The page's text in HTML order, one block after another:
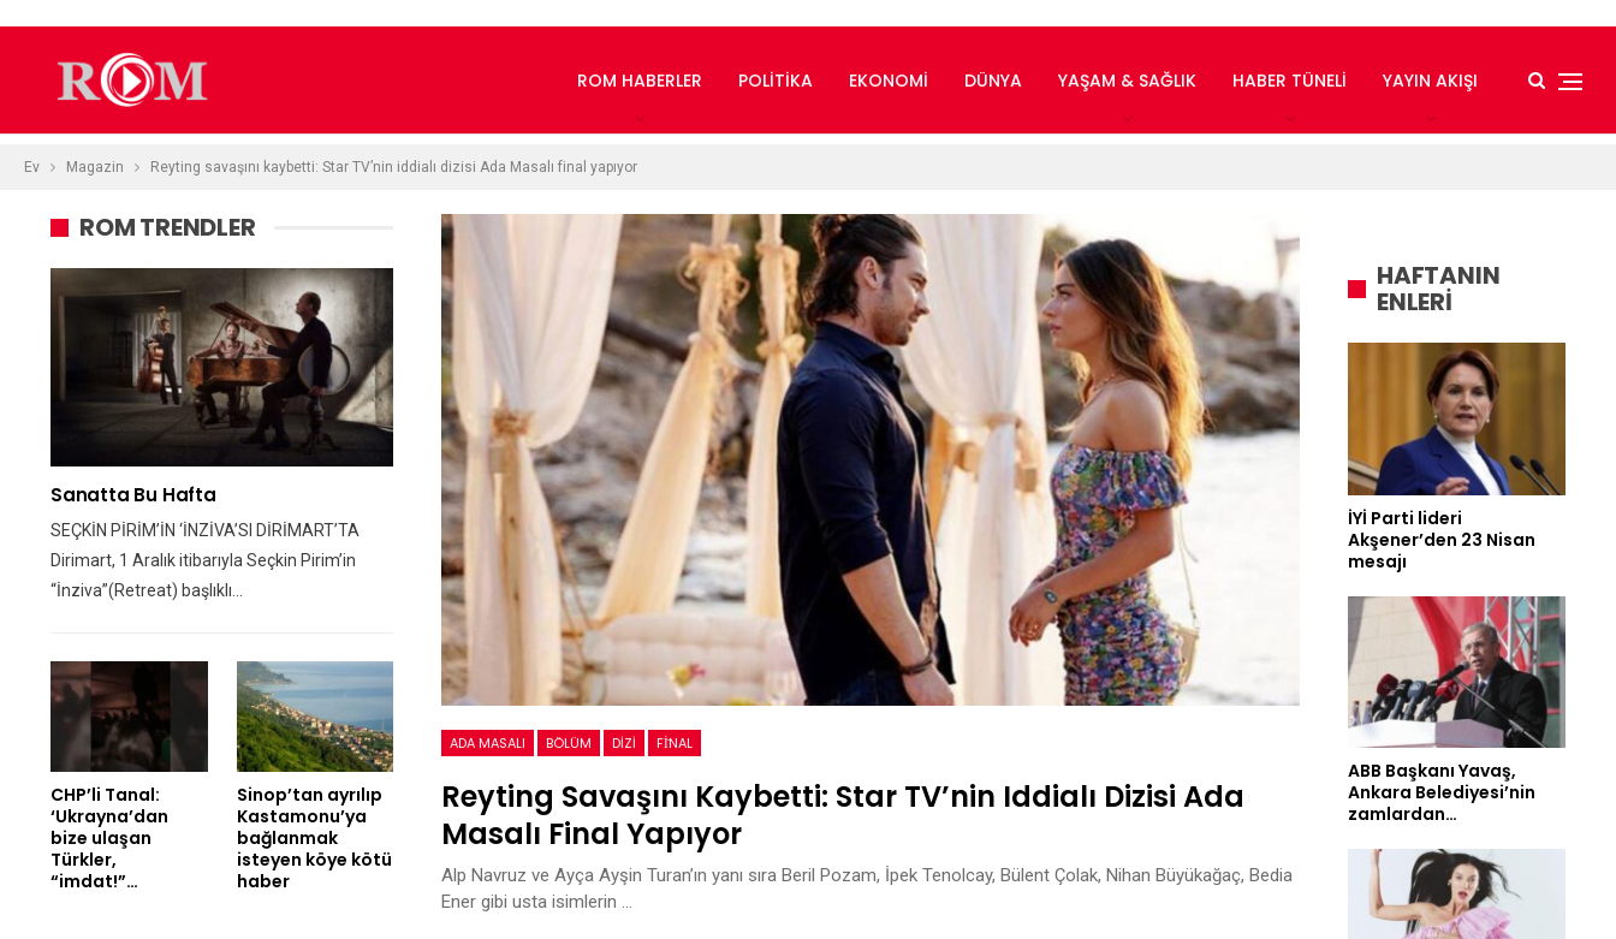
ROM HABERLER POLITIKA EKONOMI DÜNYA YAŞAM & SAĞLIK HABER TÜNELI YAYIN AKIŞI
Ev Magazin Reyting savaşını kaybetti: Star TV’nin iddialı dizisi Ada Masalı final yapıyor
ADA MASALI BÖLÜM DIZI FİNAL
Reyting Savaşını Kaybetti: Star TV’nin Iddialı Dizisi Ada
Masalı Final Yapıyor
Alp Navruz ve Ayça Ayşin Turan’ın yanı sıra Beril Pozam, İpek Tenolcay, Bülent Çolak, Nihan Büyükağaç, Bedia
Ener gibi usta isimlerin …
ROM TRENDLER
Sanatta Bu Hafta
SEÇKİN PİRİM’İN ‘İNZİVA’SI DİRİMART’TA
Dirimart, 1 Aralık itibarıyla Seçkin Pirim’in
“İnziva”(Retreat) başlıklı…
CHP’li Tanal:
‘Ukrayna’dan
bize ulaşan
Türkler,
“imdat!”…
Sinop’tan ayrılıp
Kastamonu’ya
bağlanmak
isteyen köye kötü
haber
HAFTANIN
ENLERİ
İYİ Parti lideri
Akşener’den 23 Nisan
mesajı
ABB Başkanı Yavaş,
Ankara Belediyesi’nin
zamlardan…